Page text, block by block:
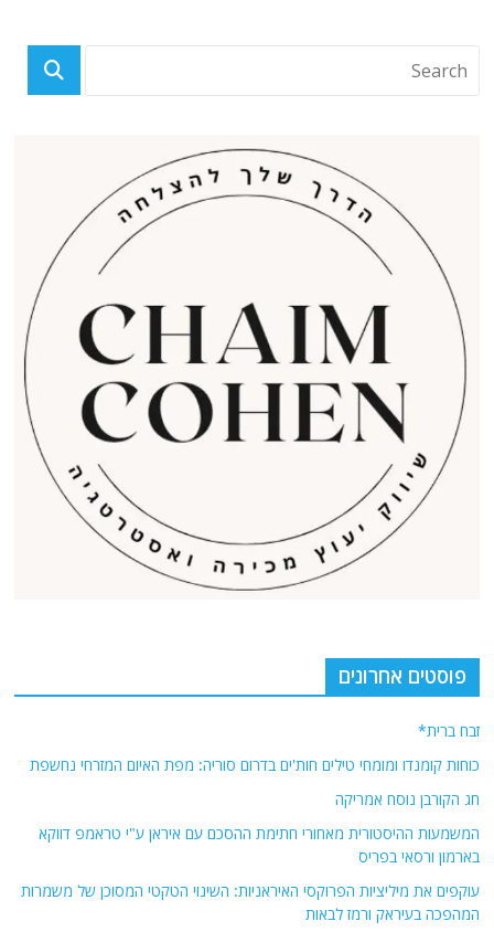
פוסטים אחרונים
זבח ברית*
כוחות קומנדו ומומחי טילים חות'ים בדרום סוריה: מפת האיום המזרחי נחשפת
חג הקורבן נוסח אמריקה
עוקפים את מיליציות הפרוקסי האיראניות: השינוי הטקטי המסוכן של משמרות
המהפכה בעיראק ורמז לבאות
אודות
(רשתות חברתיות, עיתונות, עדויות מקומיות ועוד) על מנת להביא את תמונת
המצב המקיפה והמדויקת ביותר של השטח.